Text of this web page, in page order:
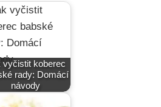
vyčistit koberec
rady: Domácí
návody